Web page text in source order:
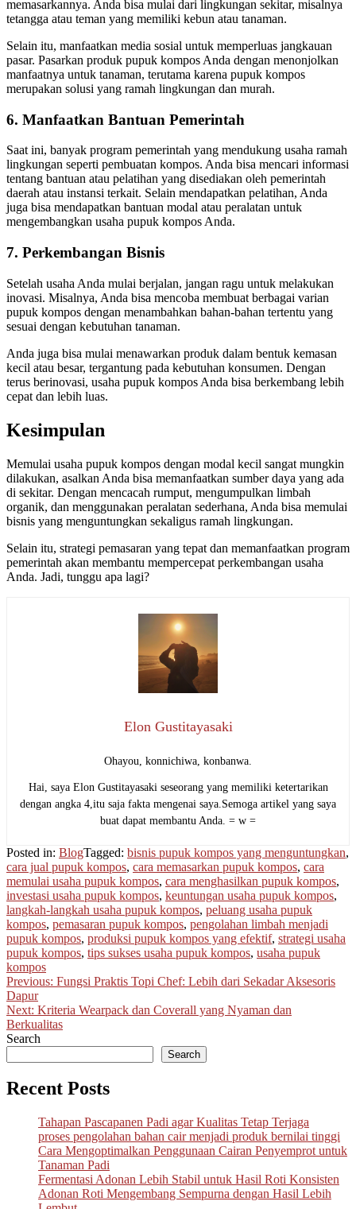
memasarkannya. Anda bisa mulai dari lingkungan sekitar, misalnya
tetangga atau teman yang memiliki kebun atau tanaman.
Selain itu, manfaatkan media sosial untuk memperluas jangkauan
pasar. Pasarkan produk pupuk kompos Anda dengan menonjolkan
manfaatnya untuk tanaman, terutama karena pupuk kompos
merupakan solusi yang ramah lingkungan dan murah.
6. Manfaatkan Bantuan Pemerintah
Saat ini, banyak program pemerintah yang mendukung usaha ramah
lingkungan seperti pembuatan kompos. Anda bisa mencari informasi
tentang bantuan atau pelatihan yang disediakan oleh pemerintah
daerah atau instansi terkait. Selain mendapatkan pelatihan, Anda
juga bisa mendapatkan bantuan modal atau peralatan untuk
mengembangkan usaha pupuk kompos Anda.
7. Perkembangan Bisnis
Setelah usaha Anda mulai berjalan, jangan ragu untuk melakukan
inovasi. Misalnya, Anda bisa mencoba membuat berbagai varian
pupuk kompos dengan menambahkan bahan-bahan tertentu yang
sesuai dengan kebutuhan tanaman.
Anda juga bisa mulai menawarkan produk dalam bentuk kemasan
kecil atau besar, tergantung pada kebutuhan konsumen. Dengan
terus berinovasi, usaha pupuk kompos Anda bisa berkembang lebih
cepat dan lebih luas.
Kesimpulan
Memulai usaha pupuk kompos dengan modal kecil sangat mungkin
dilakukan, asalkan Anda bisa memanfaatkan sumber daya yang ada
di sekitar. Dengan mencacah rumput, mengumpulkan limbah
organik, dan menggunakan peralatan sederhana, Anda bisa memulai
bisnis yang menguntungkan sekaligus ramah lingkungan.
Selain itu, strategi pemasaran yang tepat dan memanfaatkan program
pemerintah akan membantu mempercepat perkembangan usaha
Anda. Jadi, tunggu apa lagi?
Elon Gustitayasaki
Ohayou, konnichiwa, konbanwa.
Hai, saya Elon Gustitayasaki seseorang yang memiliki ketertarikan
dengan angka 4,itu saja fakta mengenai saya.Semoga artikel yang saya
buat dapat membantu Anda. = w =
Posted in: BlogTagged: bisnis pupuk kompos yang menguntungkan,
cara jual pupuk kompos, cara memasarkan pupuk kompos, cara
memulai usaha pupuk kompos, cara menghasilkan pupuk kompos,
investasi usaha pupuk kompos, keuntungan usaha pupuk kompos,
langkah-langkah usaha pupuk kompos, peluang usaha pupuk
kompos, pemasaran pupuk kompos, pengolahan limbah menjadi
pupuk kompos, produksi pupuk kompos yang efektif, strategi usaha
pupuk kompos, tips sukses usaha pupuk kompos, usaha pupuk
kompos
Post
navigation
Previous: Fungsi Praktis Topi Chef: Lebih dari Sekadar Aksesoris
Dapur
Next: Kriteria Wearpack dan Coverall yang Nyaman dan
Berkualitas
Search
Search
Recent Posts
Tahapan Pascapanen Padi agar Kualitas Tetap Terjaga
proses pengolahan bahan cair menjadi produk bernilai tinggi
Cara Mengoptimalkan Penggunaan Cairan Penyemprot untuk
Tanaman Padi
Fermentasi Adonan Lebih Stabil untuk Hasil Roti Konsisten
Adonan Roti Mengembang Sempurna dengan Hasil Lebih